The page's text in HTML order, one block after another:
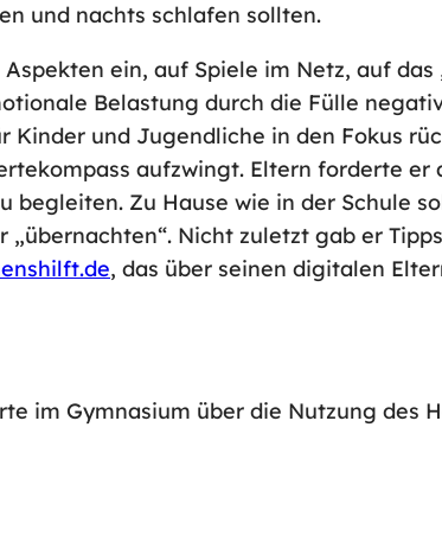
und nachts schlafen sollten.
ein, auf Spiele im Netz, auf
Belastung durch die Fülle
und Jugendliche in den Fokus
aufzwingt. Eltern forderte er
Zu Hause wie in der Schule
Nicht zuletzt gab er
, das über seinen digitalen
im Gymnasium über die Nutzung des